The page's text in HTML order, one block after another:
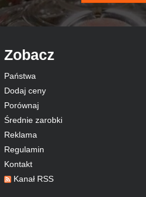
Zobacz
Państwa
Dodaj ceny
Porównaj
Średnie zarobki
Reklama
Regulamin
Kontakt
Kanał RSS